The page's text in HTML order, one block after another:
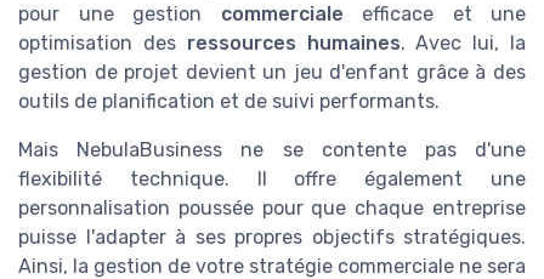
pour une gestion commerciale efficace et une
optimisation des ressources humaines. Avec lui, la
gestion de projet devient un jeu d'enfant grâce à des
outils de planification et de suivi performants.
Mais NebulaBusiness ne se contente pas d'une
flexibilité technique. Il offre également une
personnalisation poussée pour que chaque entreprise
puisse l'adapter à ses propres objectifs stratégiques.
Ainsi, la gestion de votre stratégie commerciale ne sera